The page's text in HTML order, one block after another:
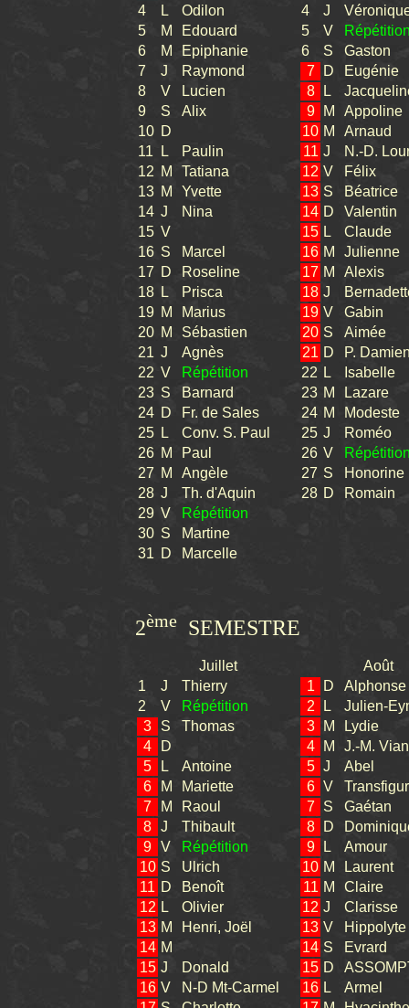
4
L Odilon 4 J
5
M Edouard 5 V
6
M Epiphanie 6 S
Gaston
7
J Raymond 7 D
Eugénie
8
V Lucien 8 L
9
S Alix 9 M
Appoline
10 D 10 M
Arnaud
11
L Paulin 11 J
N.-D.
12 M Tatiana 12 V
Félix
13 M Yvette 13 S
Béatrice
14 J Nina 14 D
Valentin
15 V 15 L
Claude
16 S Marcel 16 M
Julienne
17 D Roseline 17 M
Alexis
18 L Prisca 18 J
19 M Marius 19 V
Gabin
20 M Sébastien 20 S
Aimée
21 J Agnès 21 D
P.
22 V Répétition 22 L
Isabelle
23 S Barnard 23 M
Lazare
24 D Fr. de Sales 24 M
Modeste
25 L Conv. S. Paul 25 J
Roméo
26 M Paul 26 V
27 M Angèle 27 S
Honorine
28 J Th. d'Aquin 28 D
Romain
29 V
Répétition
30 S
Martine
31 D Marcelle
2ème SEMESTRE
Juillet
Août
1
J Thierry 1 D
Alphonse
2
V Répétition 2 L
Julien-
3
S Thomas 3 M
Lydie
4
D 4 M
J.-M.
5
L Antoine 5 J
Abel
6
M Mariette 6 V
7
M Raoul 7 S
Gaétan
8 J Thibault 8 D
9 V Répétition 9 L
Amour
10 S Ulrich 10 M
Laurent
11 D Benoît 11 M
Claire
12 L Olivier 12 J
Clarisse
13 M Henri, Joël 13 V
Hippolyte
14 M 14 S
Evrard
15 J Donald 15 D
16 V N-D Mt-Carmel 16 L
Armel